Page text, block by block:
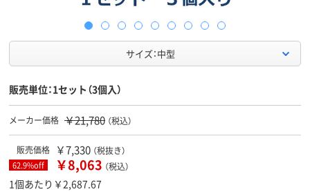
サイズ：中型
販売単位：1セット（3個入）
メーカー価格 ￥21,780 （税込）
販売価格 ￥7,330 （税抜き）
62.9%off ￥8,063 （税込）
1個あたり￥2,687.67